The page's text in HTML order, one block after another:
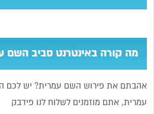
מה קורה באינטרנט סביב השם
אהבתם את פירוש השם עמרית? יש לכם
עמרית, אתם מוזמנים לשלוח לנו פידבק